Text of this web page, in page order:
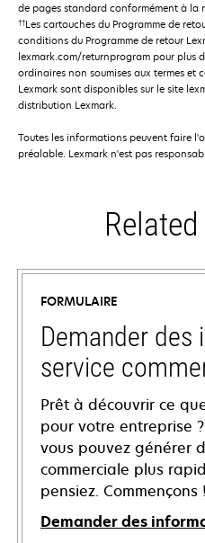
de pages standard conformément à la
††Les cartouches du Programme de
conditions du Programme de retour
lexmark.com/returnprogram pour plus
ordinaires non soumises aux termes et
Lexmark sont disponibles sur le site
distribution Lexmark.
Toutes les informations peuvent faire
préalable. Lexmark n'est pas
FORMULAIRE
Demander des
service
Prêt à découvrir ce
pour votre entreprise
vous pouvez générer
commerciale plus
pensiez. Commençons !
Demander des